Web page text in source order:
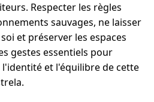
Respecter les règles
sauvages, ne laisser
et préserver les espaces
gestes essentiels pour
et l'équilibre de cette